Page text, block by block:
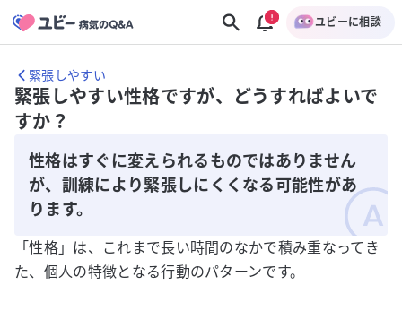
ユビーに相談
緊張しやすい
緊張しやすい性格ですが、どうすればよいで
すか？
性格はすぐに変えられるものではありません
が、訓練により緊張しにくくなる可能性があ
ります。
「性格」は、これまで長い時間のなかで積み重なってき
た、個人の特徴となる行動のパターンです。